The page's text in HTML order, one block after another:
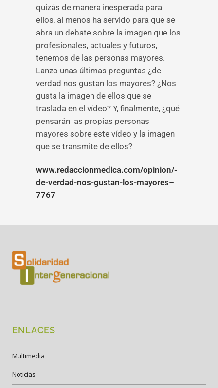
quizás de manera inesperada para
ellos, al menos ha servido para que se
abra un debate sobre la imagen que los
profesionales, actuales y futuros,
tenemos de las personas mayores.
Lanzo unas últimas preguntas ¿de
verdad nos gustan los mayores? ¿Nos
gusta la imagen de ellos que se
traslada en el vídeo? Y, finalmente, ¿qué
pensarán las propias personas
mayores sobre este vídeo y la imagen
que se transmite de ellos?
www.redaccionmedica.com/opinion/-
de-verdad-nos-gustan-los-mayores–
7767
ENLACES
Multimedia
Noticias